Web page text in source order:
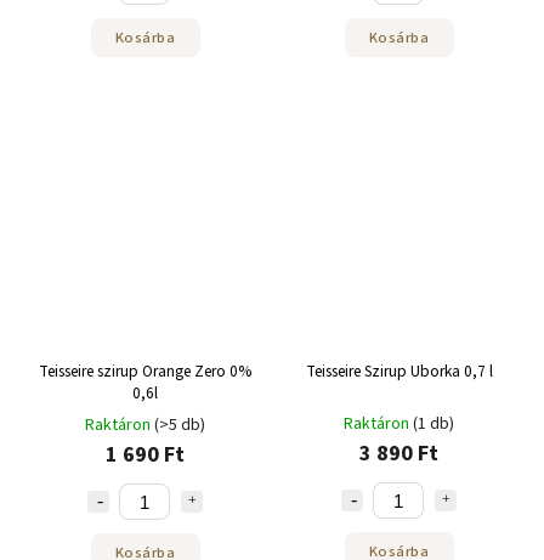
Kosárba Kosárba
Teisseire szirup Orange Zero 0%
0,6l
Raktáron (>5 db)
1 690 Ft
Kosárba
Teisseire Szirup Uborka 0,7 l
Raktáron (1 db)
3 890 Ft
Kosárba